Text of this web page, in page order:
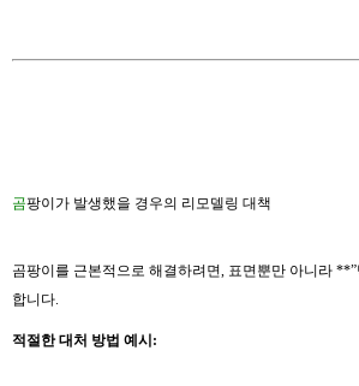
곰팡이가 발생했을 경우의 리모델링 대책
곰팡이를 근본적으로 해결하려면, 표면뿐만 아니라
합니다.
적절한 대처 방법 예시: